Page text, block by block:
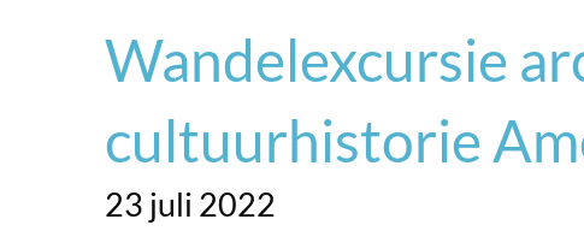
Wandelexcursie
cultuurhistorie
23 juli 2022